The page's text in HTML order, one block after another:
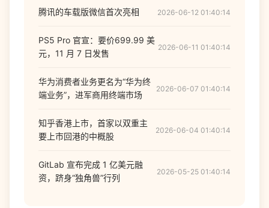
腾讯的车载版微信首次亮相 2026-06-12 01:40:14
PS5 Pro 官宣：要价699.99 美
元，11 月 7 日发售
2026-06-11 01:40:14
华为消费者业务更名为“华为终
端业务”，进军商用终端市场
2026-06-07 01:40:14
知乎香港上市，首家以双重主
要上市回港的中概股
2026-06-04 01:40:14
GitLab 宣布完成 1 亿美元融
资，跻身“独角兽”行列
2026-05-25 01:40:14